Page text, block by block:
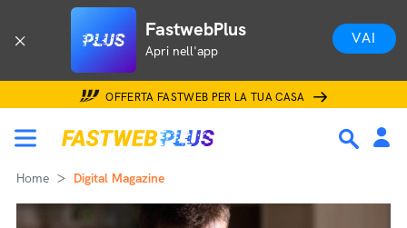
FastwebPlus
Apri nell'app
VAI
OFFERTA FASTWEB PER LA TUA CASA
Home Digital Magazine